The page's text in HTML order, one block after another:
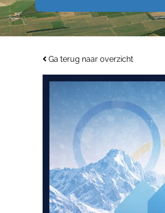
Ga terug naar overzicht